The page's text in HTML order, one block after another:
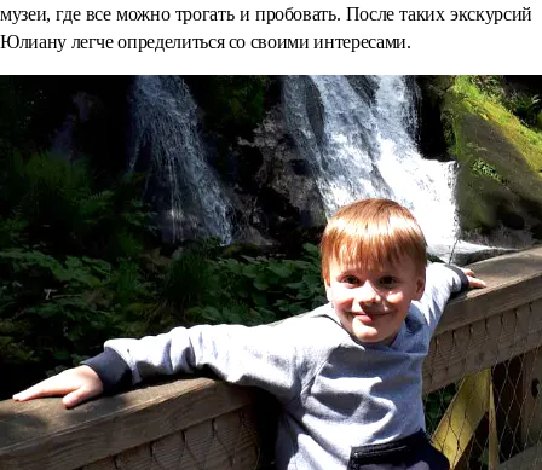
музеи, где все можно трогать и пробовать. После таких экскурсий
Юлиану легче определиться со своими интересами.